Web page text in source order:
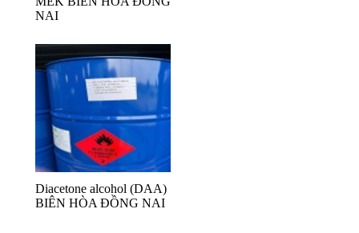
NAI
Diacetone alcohol (DAA)
BIÊN HÒA ĐỒNG NAI